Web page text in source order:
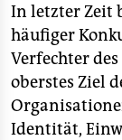
In letzter Zeit
häufiger
Verfechter
oberstes Ziel
Identität,